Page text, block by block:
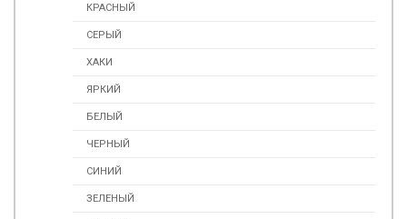
КРАСНЫЙ
СЕРЫЙ
ХАКИ
ЯРКИЙ
БЕЛЫЙ
ЧЕРНЫЙ
СИНИЙ
ЗЕЛЕНЫЙ